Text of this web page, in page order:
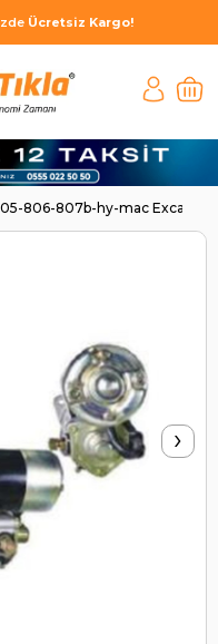
Ücretsiz Kargo!
806-807b-hy-mac
›